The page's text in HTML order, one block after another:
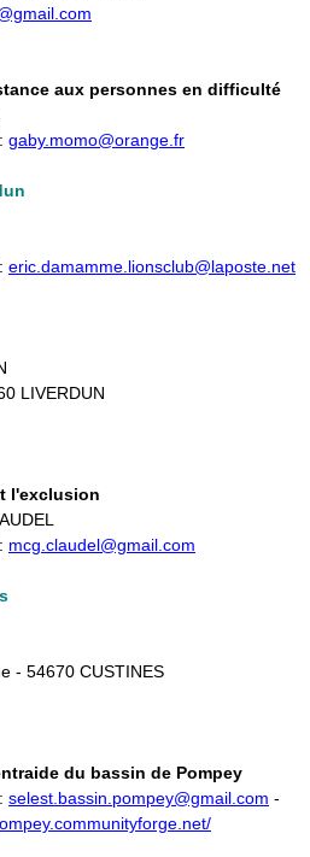
aux personnes en difficulté
gaby.momo@orange.fr
eric.damamme.lionsclub@laposte.net
LIVERDUN
l'exclusion
mcg.claudel@gmail.com
- 54670 CUSTINES
du bassin de Pompey
selest.bassin.pompey@gmail.com -